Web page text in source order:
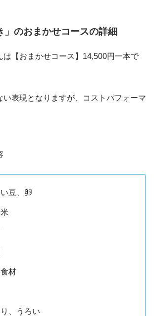
」のおまかせコースの詳細
は【おまかせコース】14,500円一本で
い表現となりますが、コストパフォーマ
豆、卵
材
、うろい